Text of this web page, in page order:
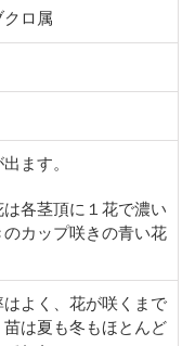
ロ属
ます。
各茎頂に１花で濃い
カップ咲きの青い花
よく、花が咲くまで
は夏も冬もほとんど